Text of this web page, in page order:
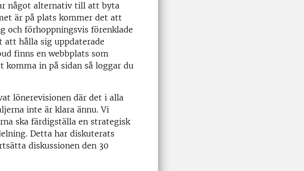
något alternativ till att byta
är på plats kommer det att
och förhoppningsvis förenklade
att hålla sig uppdaterade
finns en webbplats som
komma in på sidan så loggar du
lönerevisionen där det i alla
inte är klara ännu. Vi
ska färdigställa en strategisk
Detta har diskuterats
diskussionen den 30